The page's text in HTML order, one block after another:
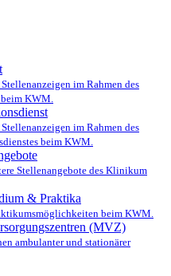
im Rahmen des
KWM.
im Rahmen des
beim KWM.
Stellenangebote des Klinikum
& Praktika
beim KWM.
(MVZ)
ambulanter und stationärer